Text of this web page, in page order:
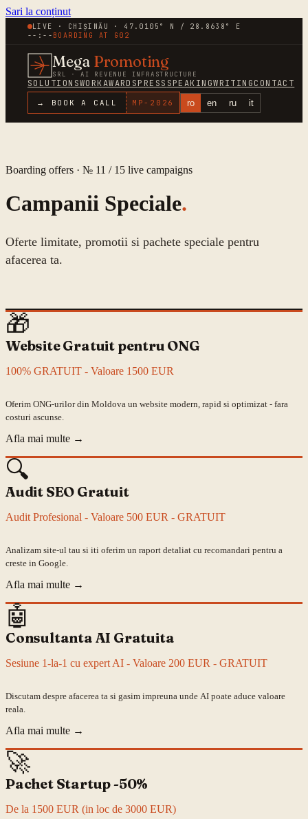
Sari la conținut
LIVE · CHIȘINĂU · 47.0105° N / 28.8638° E
--:-- BOARDING AT G02
Mega Promoting
SRL · AI REVENUE INFRASTRUCTURE
SOLUTIONSWORKAWARDSPRESS SPEAKINGWRITINGCONTACT
→ BOOK A CALL MP- 2026 ro en ru it
Boarding offers · № 11 / 15 live campaigns
Campanii Speciale.
Oferte limitate, promotii si pachete speciale pentru
afacerea ta.
🎁
Website Gratuit pentru ONG
100% GRATUIT - Valoare 1500 EUR
Oferim ONG-urilor din Moldova un website modern, rapid si optimizat - fara
costuri ascunse.
Afla mai multe →
🔍
Audit SEO Gratuit
Audit Profesional - Valoare 500 EUR - GRATUIT
Analizam site-ul tau si iti oferim un raport detaliat cu recomandari pentru a
creste in Google.
Afla mai multe →
🤖
Consultanta AI Gratuita
Sesiune 1-la-1 cu expert AI - Valoare 200 EUR - GRATUIT
Discutam despre afacerea ta si gasim impreuna unde AI poate aduce valoare
reala.
Afla mai multe →
🚀
Pachet Startup -50%
De la 1500 EUR (in loc de 3000 EUR)